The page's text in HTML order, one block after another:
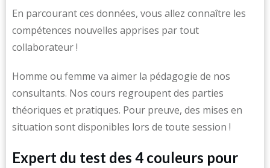
En parcourant ces données, vous allez connaître les
compétences nouvelles apprises par tout
collaborateur !
Homme ou femme va aimer la pédagogie de nos
consultants. Nos cours regroupent des parties
théoriques et pratiques. Pour preuve, des mises en
situation sont disponibles lors de toute session !
Expert du test des 4 couleurs pour